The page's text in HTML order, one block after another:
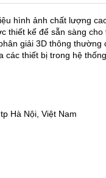
hình ảnh chất lượng
thiết kế để sẵn sàng
giải 3D thông
thiết bị trong hệ
Hà Nội, Việt Nam